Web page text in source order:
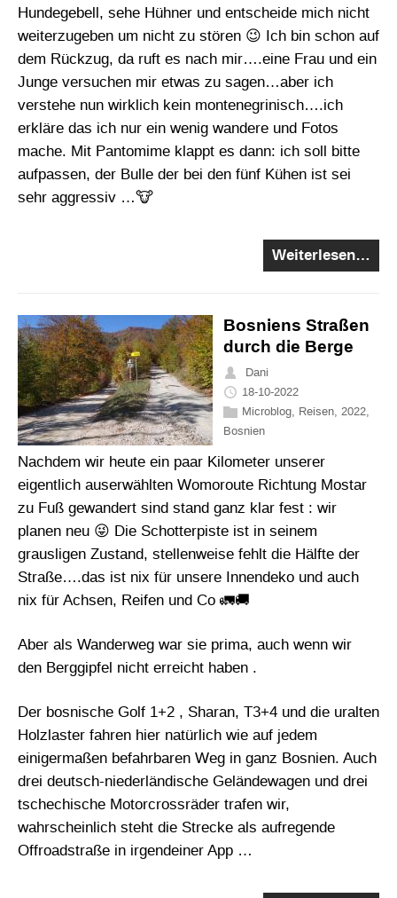
Hundegebell, sehe Hühner und entscheide mich nicht
weiterzugeben um nicht zu stören 😉 Ich bin schon auf
dem Rückzug, da ruft es nach mir….eine Frau und ein
Junge versuchen mir etwas zu sagen…aber ich
verstehe nun wirklich kein montenegrinisch….ich
erkläre das ich nur ein wenig wandere und Fotos
mache. Mit Pantomime klappt es dann: ich soll bitte
aufpassen, der Bulle der bei den fünf Kühen ist sei
sehr aggressiv …🐮
Weiterlesen…
Bosniens Straßen
durch die Berge
Dani
18-10-2022
Microblog, Reisen, 2022,
Bosnien
Nachdem wir heute ein paar Kilometer unserer
eigentlich auserwählten Womoroute Richtung Mostar
zu Fuß gewandert sind stand ganz klar fest : wir
planen neu 😜 Die Schotterpiste ist in seinem
grausligen Zustand, stellenweise fehlt die Hälfte der
Straße….das ist nix für unsere Innendeko und auch
nix für Achsen, Reifen und Co 🚛🚚
Aber als Wanderweg war sie prima, auch wenn wir
den Berggipfel nicht erreicht haben .
Der bosnische Golf 1+2 , Sharan, T3+4 und die uralten
Holzlaster fahren hier natürlich wie auf jedem
einigermaßen befahrbaren Weg in ganz Bosnien. Auch
drei deutsch-niederländische Geländewagen und drei
tschechische Motorcrossräder trafen wir,
wahrscheinlich steht die Strecke als aufregende
Offroadstraße in irgendeiner App …